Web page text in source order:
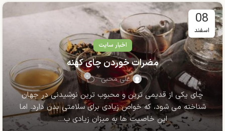
08
اسفند
اخبار سایت
مضرات خوردن چای کهنه
علی محبی ۰
چای یکی از قدیمی ترین و محبوب ترین نوشیدنی در جهان
شناخته می شود، که خواص زیادی برای سلامتی بدن دارد. اما
این خاصیت ها به میزان زیادی ب...